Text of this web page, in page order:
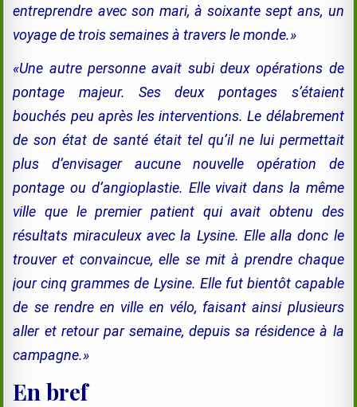
entreprendre avec son mari, à soixante sept ans, un
voyage de trois semaines à travers le monde.»
«Une autre personne avait subi deux opérations de
pontage majeur. Ses deux pontages s’étaient
bouchés peu après les interventions. Le délabrement
de son état de santé était tel qu’il ne lui permettait
plus d’envisager aucune nouvelle opération de
pontage ou d’angioplastie. Elle vivait dans la même
ville que le premier patient qui avait obtenu des
résultats miraculeux avec la Lysine. Elle alla donc le
trouver et convaincue, elle se mit à prendre chaque
jour cinq grammes de Lysine. Elle fut bientôt capable
de se rendre en ville en vélo, faisant ainsi plusieurs
aller et retour par semaine, depuis sa résidence à la
campagne.»
En bref